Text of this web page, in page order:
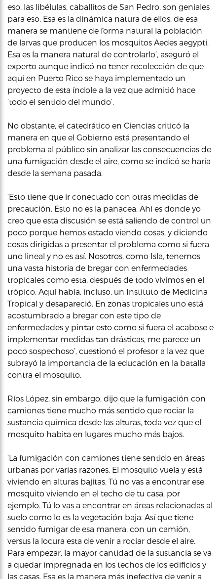
eso, las libélulas, caballitos de San Pedro, son geniales
para eso. Esa es la dinámica natura de ellos, de esa
manera se mantiene de forma natural la población
de larvas que producen los mosquitos Aedes aegypti.
Esa es la manera natural de controlarlo’, aseguró el
experto aunque indicó no tener recolección de que
aquí en Puerto Rico se haya implementado un
proyecto de esta índole a la vez que admitió hace
‘todo el sentido del mundo’.
No obstante, el catedrático en Ciencias criticó la
manera en que el Gobierno está presentando el
problema al público sin analizar las consecuencias de
una fumigación desde el aire, como se indicó se haría
desde la semana pasada.
‘Esto tiene que ir conectado con otras medidas de
precaución. Esto no es la panacea. Ahí es donde yo
creo que esta discusión se está saliendo de control un
poco porque hemos estado viendo cosas, y diciendo
cosas dirigidas a presentar el problema como si fuera
uno lineal y no es así. Nosotros, como Isla, tenemos
una vasta historia de bregar con enfermedades
tropicales como esta, después de todo vivimos en el
trópico. Aquí había, incluso, un Instituto de Medicina
Tropical y desapareció. En zonas tropicales uno está
acostumbrado a bregar con este tipo de
enfermedades y pintar esto como si fuera el acabose e
implementar medidas tan drásticas, me parece un
poco sospechoso’, cuestionó el profesor a la vez que
subrayó la importancia de la educación en la batalla
contra el mosquito.
Ríos López, sin embargo, dijo que la fumigación con
camiones tiene mucho más sentido que rociar la
sustancia química desde las alturas, toda vez que el
mosquito habita en lugares mucho más bajos.
‘La fumigación con camiones tiene sentido en áreas
urbanas por varias razones. El mosquito vuela y está
viviendo en alturas bajitas. Tú no vas a encontrar ese
mosquito viviendo en el techo de tu casa, por
ejemplo. Tú lo vas a encontrar en áreas relacionadas al
suelo como lo es la vegetación baja. Así que tiene
sentido fumigar de esa manera, con un camión,
versus la locura esta de venir a rociar desde el aire.
Para empezar, la mayor cantidad de la sustancia se va
a quedar impregnada en los techos de los edificios y
las casas. Esa es la manera más inefectiva de venir a